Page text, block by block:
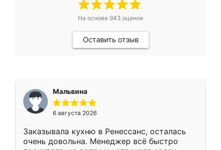
На основе 943 оценок
Оставить отзыв
Мальвина
6 августа 2026
Заказывала кухню в Ренессанс, осталась
очень довольна. Менеджер всё быстро